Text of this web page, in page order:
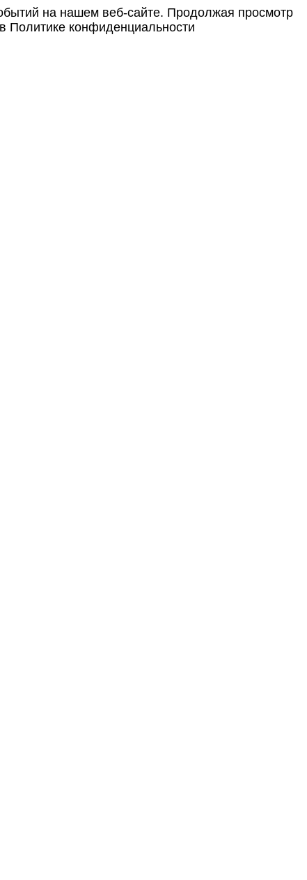
на нашем веб-сайте. Продолжая просмотр
Политике конфиденциальности